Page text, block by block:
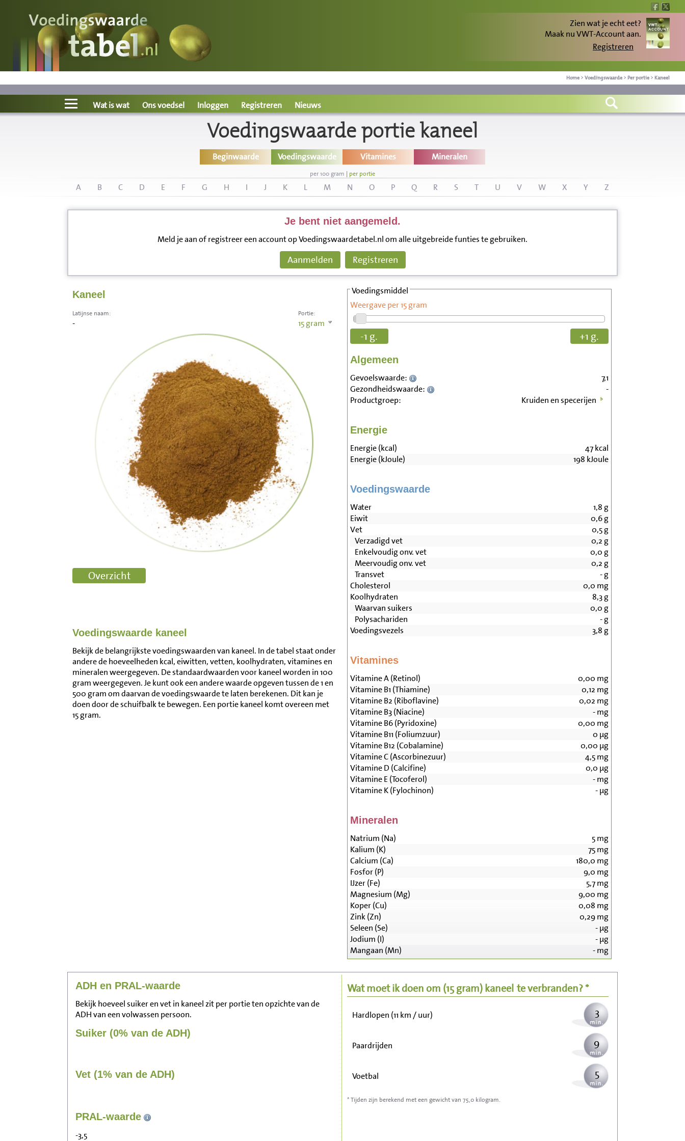
Zien wat je echt eet?
Maak nu VWT-Account aan.
Registreren
Home > Voedingswaarde > Per portie > Kaneel
Voedingswaarde
Wat is wat?
Ons voedsel
Wat is wat Ons voedsel Inloggen Registreren Nieuws
Voedingswaarde portie kaneel
Beginwaarde Voedingswaarde Vitamines Mineralen
per 100 gram | per portie
A B C D E F G H I J K L M N O P Q R S T U V W X Y Z
Je bent niet aangemeld.
Meld je aan of registreer een account op Voedingswaardetabel.nl om alle uitgebreide funties te gebruiken.
Aanmelden Registreren
Kaneel
Portie:
15gram
Latijnse naam:
-
Voedingswaarde kaneel
Bekijk de belangrijkste voedingswaarden van kaneel. In de tabel staat onder
andere de hoeveelheden kcal, eiwitten, vetten, koolhydraten, vitamines en
mineralen weergegeven. De standaardwaarden voor kaneel worden in 100
gram weergegeven. Je kunt ook een andere waarde opgeven tussen de 1 en
500 gram om daarvan de voedingswaarde te laten berekenen. Dit kan je
doen door de schuifbalk te bewegen. Een portie kaneel komt overeen met
15 gram.
Voedingsmiddel
Weergave per 15 gram
-1 g. +1 g.
Algemeen
Gevoelswaarde:
7,1
Gezondheidswaarde:
-
Productgroep:
Kruiden en specerijen
Energie
Energie (kcal) 47kcal
Energie (kJoule)
198 kJoule
Voedingswaarde
Water 1,8 g
Eiwit
0,6g
Vet
0,5g
Verzadigd vet
0,2 g
Enkelvoudig onv. vet
0,0 g
Meervoudig onv. vet
0,2 g
Transvet
-g
Cholesterol
0,0 mg
Koolhydraten
8,3g
Waarvan suikers
0,0 g
Polysachariden
-g
Voedingsvezels
3,8 g
Vitamines
Vitamine A (Retinol) 0,00 mg
Vitamine B1 (Thiamine)
0,12 mg
Vitamine B2 (Riboflavine)
0,02 mg
Vitamine B3 (Niacine)
-mg
Vitamine B6 (Pyridoxine)
0,00 mg
Vitamine B11 (Foliumzuur)
0 µg
Vitamine B12 (Cobalamine)
0,00 µg
Vitamine C (Ascorbinezuur)
4,5mg
Vitamine D (Calcifine)
0,0 µg
Vitamine E (Tocoferol)
-mg
Vitamine K (Fylochinon)
-µg
Mineralen
Natrium (Na) 5mg
Kalium (K)
75mg
Calcium (Ca)
180,0 mg
Fosfor (P)
9,0 mg
IJzer (Fe)
5,7mg
Magnesium (Mg)
9,00 mg
Koper (Cu)
0,08 mg
Zink (Zn)
0,29mg
Seleen (Se)
-µg
Jodium (I)
-µg
Mangaan (Mn)
-mg
ADH en PRAL-waarde
Bekijk hoeveel suiker en vet in kaneel zit per portie ten opzichte van de
ADH van een volwassen persoon.
Suiker (0% van de ADH)
Vet (1% van de ADH)
PRAL-waarde
-3,5
Wat moet ik doen om (15 gram)kaneel te verbranden? *
Zitten, tv kijken 34
Fietsen (15 km/uur) 7
Wandelen (5 km/uur)
Hardlopen (11 km / uur) 3
Paardrijden 9
Voetbal 5
Stofzuigen
* Tijden zijn berekend met een gewicht van 75,0 kilogram.